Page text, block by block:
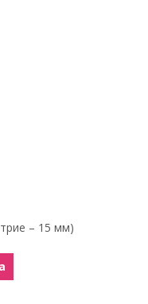
– 15 мм)